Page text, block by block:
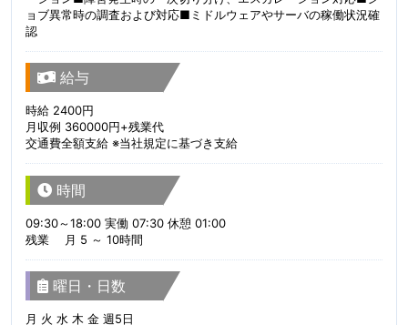
ョブ異常時の調査および対応■ミドルウェアやサーバの稼働状況確
認
給与
時給 2400円
月収例 360000円+残業代
交通費全額支給 ※当社規定に基づき支給
時間
09:30～18:00 実働 07:30 休憩 01:00
残業 月 5 ～ 10時間
曜日・日数
月 火 水 木 金 週5日